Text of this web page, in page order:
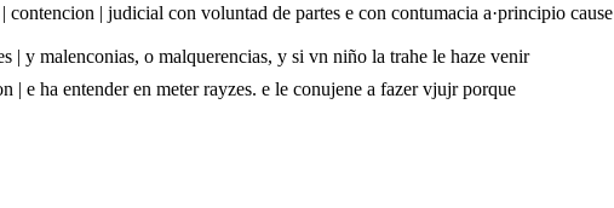
| judicial con voluntad de partes e con contumacia a·principio cause
| y malenconias, o malquerencias, y si vn niño la trahe le haze venir
| e ha entender en meter rayzes. e le conujene a fazer vjujr porque